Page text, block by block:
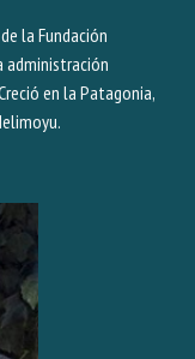
la Fundación
administración
en la Patagonia,